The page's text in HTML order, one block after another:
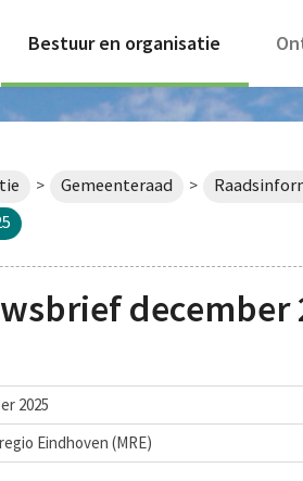
Bestuur en organisatie
> Gemeenteraad >
december
2025
Eindhoven (MRE)